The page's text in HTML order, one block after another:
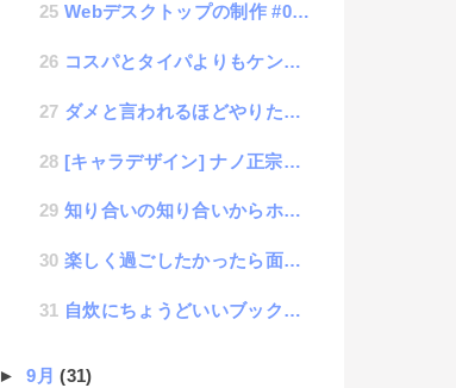
Webデスクトップの制作 #00 概要
コスパとタイパよりもケンパの方が重要な話
ダメと言われるほどやりたくなってしまうのは「カリギュラ効果」
[キャラデザイン] ナノ正宗くん
知り合いの知り合いからホームページ制作依頼があった話
楽しく過ごしたかったら面白くあれ！
自炊にちょうどいいブックリーダーアプリを開発する話 #07 自炊データコンバーター立案
►9月(31)